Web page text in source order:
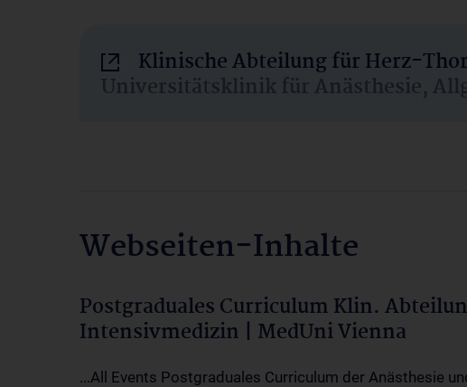
Klinische Abteilung für Herz-
Universitätsklinik für Anästhesie,
Webseiten-Inhalte
Postgraduales Curriculum Klin.
Intensivmedizin | MedUni Vienna
...All Events Postgraduales Curriculum der Anästhesie